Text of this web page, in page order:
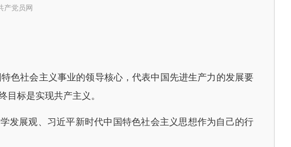
产党员网
社会主义事业的领导核心，代表中国先进生产力的发展要
标是实现共产主义。
展观、习近平新时代中国特色社会主义思想作为自己的行